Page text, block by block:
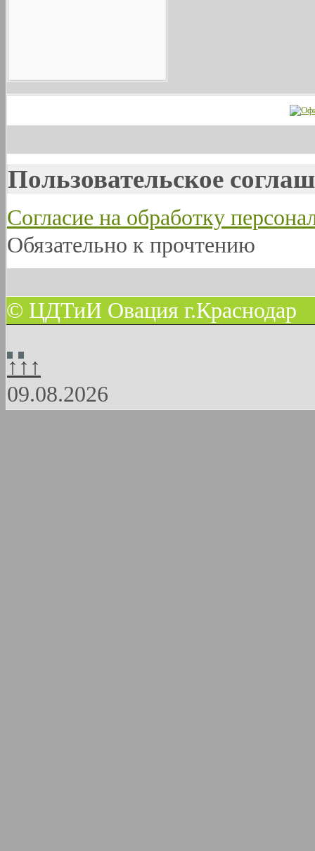
Пользовательское
Согласие на обработку
Обязательно к прочтению
© ЦДТиИ Овация г.Краснодар
↑↑↑
09.08.2026